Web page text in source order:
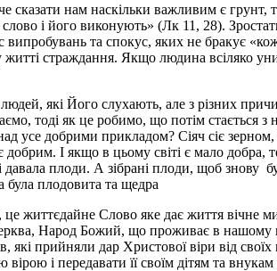
нам наскільки важливим є грунт,
і його виконують» (Лк 11, 28).
випробувань та спокус, яких не бракує
страждання. Якщо людина всіляко
людей, які Його слухають, але з різних
тоді як це робимо, що потім стається
усе добрими прикладом? Сіяч сіє зерном,
І якщо в цьому світі є мало
плоди. А зібрані плоди, щоб знову
була плодовита та щедра
Слово яке дає життя вічне
Народ Божий, що проживає в нашому
які прийняли дар Христової віри від
і передавати її своїм дітям та